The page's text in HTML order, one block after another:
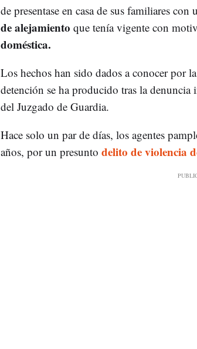
de presentase en casa de sus familiares
de alejamiento que tenía vigente con
doméstica.
Los hechos han sido dados a conocer por la
detención se ha producido tras la
del Juzgado de Guardia.
Hace solo un par de días, los agentes
años, por un presunto delito de violencia